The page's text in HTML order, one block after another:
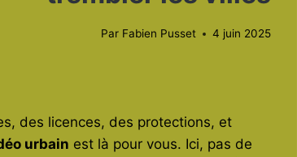
Par Fabien Pusset 4 juin 2025
des licences, des protections, et
urbain est là pour vous. Ici, pas de